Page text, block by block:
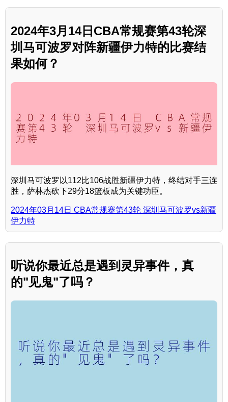
2024年3月14日CBA常规赛第43轮深
圳马可波罗对阵新疆伊力特的比赛结
果如何？
深圳马可波罗以112比106战胜新疆伊力特，终结对手三连
胜，萨林杰砍下29分18篮板成为关键功臣。
2024年03月14日 CBA常规赛第43轮 深圳马可波罗vs新疆
伊力特
听说你最近总是遇到灵异事件，真
的"见鬼"了吗？